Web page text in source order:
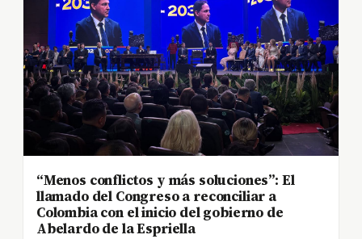
“Menos conflictos y más soluciones”: El
llamado del Congreso a reconciliar a
Colombia con el inicio del gobierno de
Abelardo de la Espriella